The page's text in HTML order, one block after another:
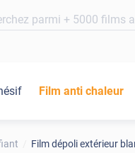
Film anti chaleur
Film dépoli extérieur